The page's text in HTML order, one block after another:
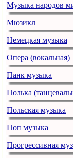
Музыка народов
Мюзикл
Немецкая музыка
Опера (вокальная)
Панк музыка
Полька
Польская музыка
Поп музыка
Прогрессивная